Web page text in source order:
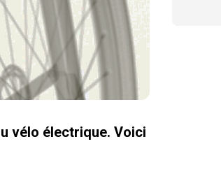
vélo électrique. Voici